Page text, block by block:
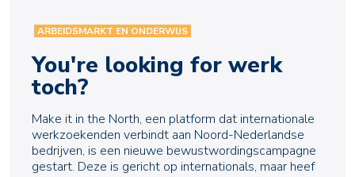
ARBEIDSMARKT EN ONDERWIJS
You're looking for werk
toch?
Make it in the North, een platform dat internationale
werkzoekenden verbindt aan Noord-Nederlandse
bedrijven, is een nieuwe bewustwordingscampagne
gestart. Deze is gericht op internationals, maar heef